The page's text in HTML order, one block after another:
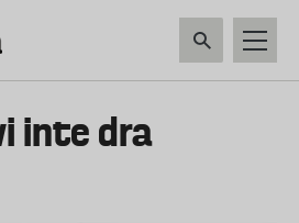
inte dra